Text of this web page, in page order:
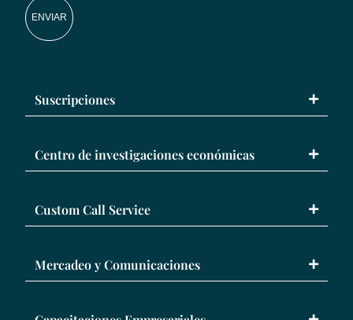
ENVIAR
Suscripciones
Centro de investigaciones económicas
Custom Call Service
Mercadeo y Comunicaciones